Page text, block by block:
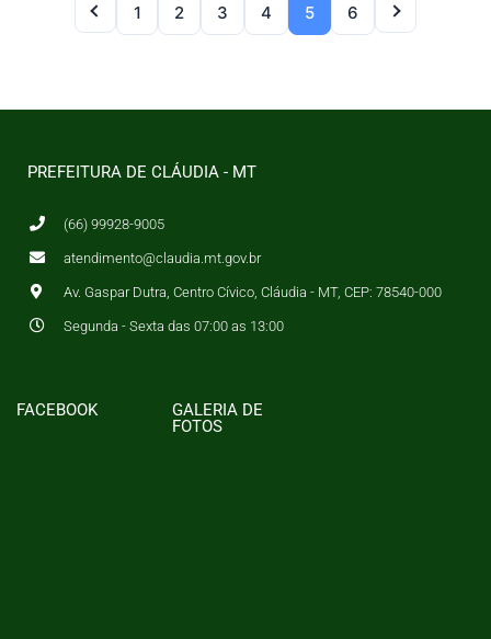
1 2 3 4 5 6
PREFEITURA DE CLÁUDIA - MT
(66) 99928-9005
atendimento@claudia.mt.gov.br
Av. Gaspar Dutra, Centro Cívico, Cláudia - MT, CEP: 78540-000
Segunda - Sexta das 07:00 as 13:00
FACEBOOK
GALERIA DE
FOTOS